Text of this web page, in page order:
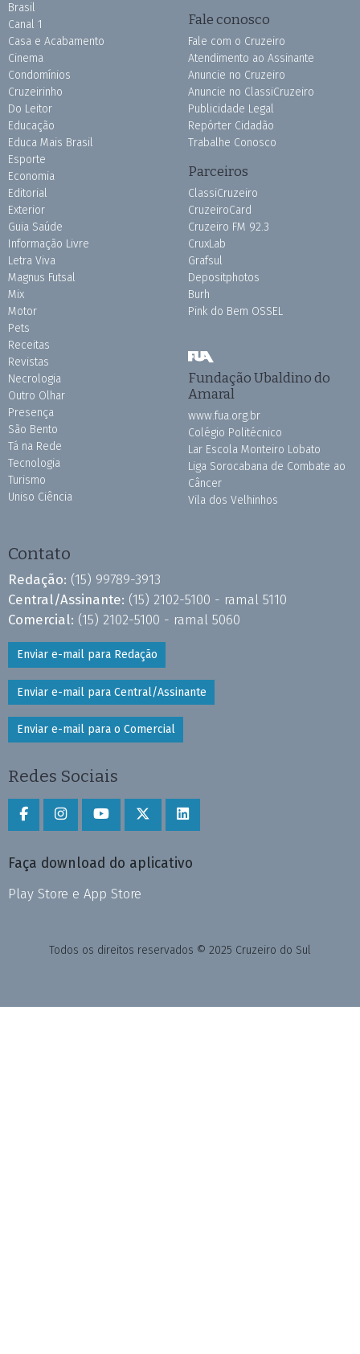
Brasil
Canal 1
Casa e Acabamento
Cinema
Condomínios
Cruzeirinho
Do Leitor
Educação
Educa Mais Brasil
Esporte
Economia
Editorial
Exterior
Guia Saúde
Informação Livre
Letra Viva
Magnus Futsal
Mix
Motor
Pets
Receitas
Revistas
Necrologia
Outro Olhar
Presença
São Bento
Tá na Rede
Tecnologia
Turismo
Uniso Ciência
Fale conosco
Fale com o Cruzeiro
Atendimento ao Assinante
Anuncie no Cruzeiro
Anuncie no ClassiCruzeiro
Publicidade Legal
Repórter Cidadão
Trabalhe Conosco
Parceiros
ClassiCruzeiro
CruzeiroCard
Cruzeiro FM 92.3
CruxLab
Grafsul
Depositphotos
Burh
Pink do Bem OSSEL
Fundação Ubaldino do
Amaral
www.fua.org.br
Colégio Politécnico
Lar Escola Monteiro Lobato
Liga Sorocabana de Combate ao
Câncer
Vila dos Velhinhos
Contato
Redação: (15) 99789-3913
Central/Assinante: (15) 2102-5100 - ramal 5110
Comercial: (15) 2102-5100 - ramal 5060
Enviar e-mail para Redação
Enviar e-mail para Central/Assinante
Enviar e-mail para o Comercial
Redes Sociais
Faça download do aplicativo
Play Store e App Store
Todos os direitos reservados © 2025 Cruzeiro do Sul